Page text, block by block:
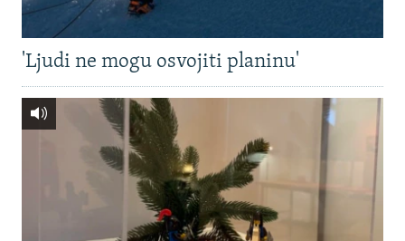
'Ljudi ne mogu osvojiti planinu'